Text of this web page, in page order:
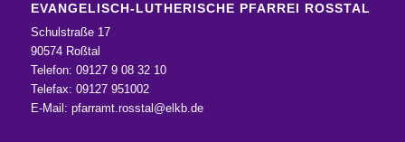
EVANGELISCH-LUTHERISCHE PFARREI ROSSTAL
Schulstraße 17
90574 Roßtal
Telefon: 09127 9 08 32 10
Telefax: 09127 951002
E-Mail: pfarramt.rosstal@elkb.de